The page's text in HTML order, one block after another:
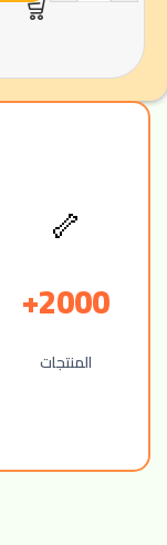
🦴
2000+
المنتجات